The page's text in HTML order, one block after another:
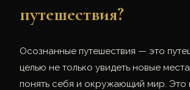
путешествия?
Осознанные путешествия — это
целью не только увидеть новые
понять себя и окружающий мир. Это